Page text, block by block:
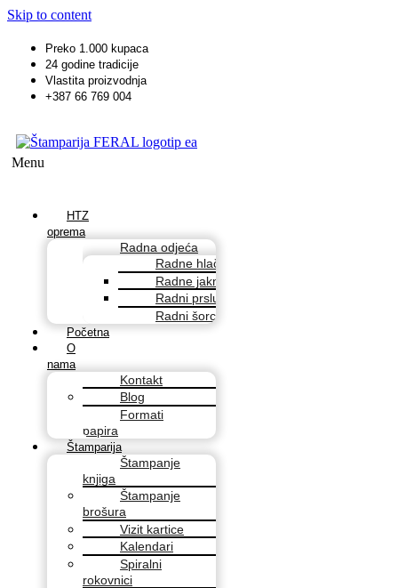
Skip to content
Preko 1.000 kupaca
24 godine tradicije
Vlastita proizvodnja
+387 66 769 004
Menu
HTZ
oprema
Radna odjeća
Radne hlače
Radne jakne
Radni prsluci
Radni šorcevi
Početna
O
nama
Kontakt
Blog
Formati
papira
Štamparija
Štampanje
knjiga
Štampanje
brošura
Vizit kartice
Kalendari
Spiralni
rokovnici